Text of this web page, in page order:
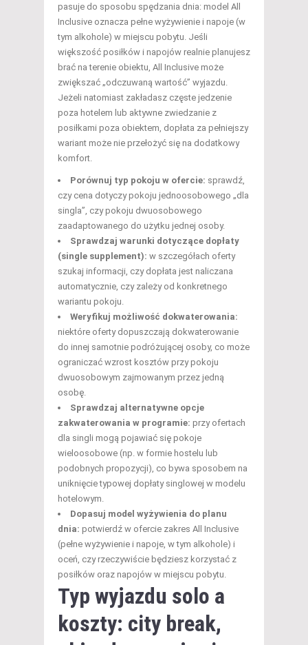
pasuje do sposobu spędzania dnia: model All
Inclusive oznacza pełne wyżywienie i napoje (w
tym alkohole) w miejscu pobytu. Jeśli
większość posiłków i napojów realnie planujesz
brać na terenie obiektu, All Inclusive może
zwiększać „odczuwaną wartość” wyjazdu.
Jeżeli natomiast zakładasz częste jedzenie
poza hotelem lub aktywne zwiedzanie z
posiłkami poza obiektem, dopłata za pełniejszy
wariant może nie przełożyć się na dodatkowy
komfort.
Porównuj typ pokoju w ofercie: sprawdź,
czy cena dotyczy pokoju jednoosobowego „dla
singla”, czy pokoju dwuosobowego
zaadaptowanego do użytku jednej osoby.
Sprawdzaj warunki dotyczące dopłaty
(single supplement): w szczegółach oferty
szukaj informacji, czy dopłata jest naliczana
automatycznie, czy zależy od konkretnego
wariantu pokoju.
Weryfikuj możliwość dokwaterowania:
niektóre oferty dopuszczają dokwaterowanie
do innej samotnie podróżującej osoby, co może
ograniczać wzrost kosztów przy pokoju
dwuosobowym zajmowanym przez jedną
osobę.
Sprawdzaj alternatywne opcje
zakwaterowania w programie: przy ofertach
dla singli mogą pojawiać się pokoje
wieloosobowe (np. w formie hostelu lub
podobnych propozycji), co bywa sposobem na
uniknięcie typowej dopłaty singlowej w modelu
hotelowym.
Dopasuj model wyżywienia do planu
dnia: potwierdź w ofercie zakres All Inclusive
(pełne wyżywienie i napoje, w tym alkohole) i
oceń, czy rzeczywiście będziesz korzystać z
posiłków oraz napojów w miejscu pobytu.
Typ wyjazdu solo a
koszty: city break,